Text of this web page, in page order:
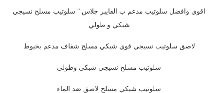
اقوي وافضل سلوتيب مدعم ب الفايبر جلاس ” سلوتيب مسلح نسيجي
شبكي و طولي
لاصق سلوتيب نسيجي قوي شبكي مسلح شفاف مدعم بخيوط
سلوتيب مسلح نسيجي شبكي وطولي
سلوتيب شبكي مسلح لاصق ضد الماء